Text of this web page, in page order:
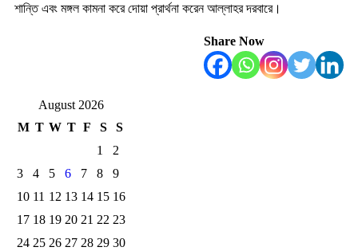
শান্তি এবং মঙ্গল কামনা করে দোয়া প্রার্থনা করেন আল্লাহর দরবারে।
Share Now
August 2026
M T W T F S
S
1
2
3
4 5 6 7 8
9
10 11 12 13 14 15 16
17 18 19 20 21 22 23
24 25 26 27 28 29 30